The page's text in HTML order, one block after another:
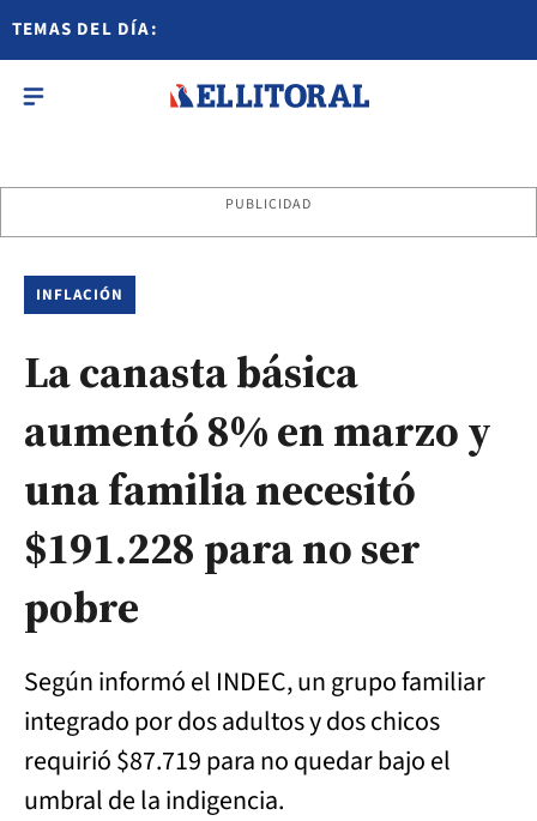
TEMAS DEL DÍA:
PUBLICIDAD
INFLACIÓN
La canasta básica
aumentó 8% en marzo y
una familia necesitó
$191.228 para no ser
pobre
Según informó el INDEC, un grupo familiar
integrado por dos adultos y dos chicos
requirió $87.719 para no quedar bajo el
umbral de la indigencia.